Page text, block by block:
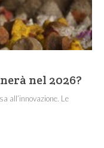
nel 2026?
all’innovazione. Le